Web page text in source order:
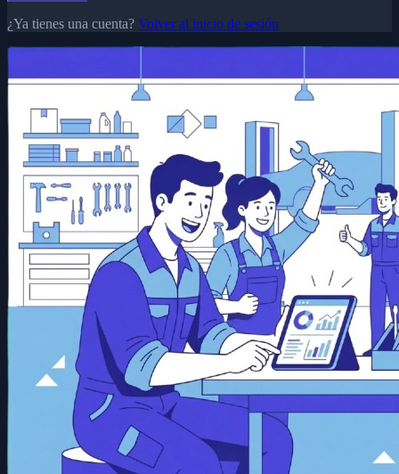
¿Ya tienes una cuenta? Volver al inicio de sesión